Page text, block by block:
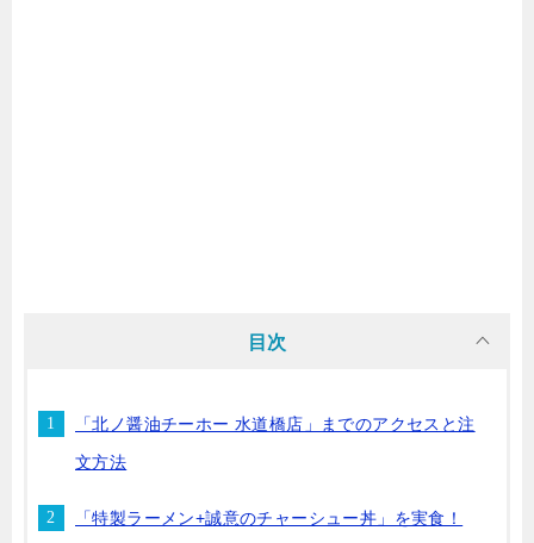
目次
「北ノ醤油チーホー 水道橋店」までのアクセスと注
文方法
「特製ラーメン+誠意のチャーシュー丼」を実食！